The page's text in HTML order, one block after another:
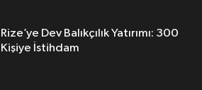
Rize’ye Dev Balıkçılık Yatırımı: 300
Kişiye İstihdam